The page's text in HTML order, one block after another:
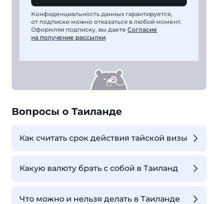
Конфиденциальность данных гарантируется,
от подписки можно отказаться в любой момент.
Оформляя подписку, вы даете Согласие
на получение рассылки.
Вопросы о Таиланде
Как считать срок действия тайской визы
Какую валюту брать с собой в Таиланд
Что можно и нельзя делать в Таиланде